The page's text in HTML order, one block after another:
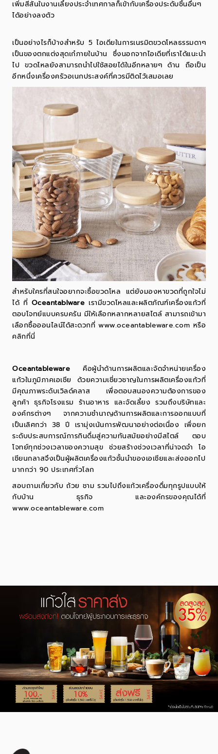
เพิ่มสีสันในงานเลี้ยงประจำเทศกาลก็เข้ากับเครื่องประดับชิ้นอื่นๆ
ได้อย่างลงตัว
เป็นอย่างไรก็บ้างสำหรับ 5 ไอเดียในการเนรมิตขวดโหลธรรมดาๆ
เป็นของตกแต่งสุดเก๋ภายในบ้าน ซึ่งนอกจากไอเดียที่เราได้แนะนำ
ไป ขวดโหลยังสามารถนำไปใช้สอยได้ในอีกหลายๆ ด้าน ถือเป็น
อีกหนึ่งเครื่องครัวอเนกประสงค์ที่ควรมีติดไว้เสมอเลย
สำหรับใครที่สนใจอยากจะซื้อขวดโหล แต่ยังมองหาขวดที่ถูกใจไม่
ได้ ที่ Oceantablwareเรามีขวดโหลและผลิตภัณฑ์เครื่องแก้วที่
ตอบโจทย์แบบครบครัน มีให้เลือกหลากหลายสไตล์ สามารถเข้ามา
เลือกซื้อออนไลน์ได้สะดวกที่www.oceantableware.com หรือ
คลิกที่นี่
Oceantableware คือผู้นำด้านการผลิตและจัดจำหน่ายเครื่อง
แก้วในภูมิภาคเอเชีย ด้วยความเชี่ยวชาญในการผลิตเครื่องแก้วที่
มีคุณภาพระดับเวิลด์คลาส เพื่อตอบสนองความต้องการของ
ลูกค้า ธุรกิจโรงแรม ร้านอาหาร และจัดเลี้ยง รวมถึงบริษัทและ
องค์กรต่างๆ จากความชำนาญด้านการผลิตและการออกแบบที่
เป็นเลิศกว่า 38 ปี เรามุ่งเน้นการพัฒนาอย่างต่อเนื่อง เพื่อยก
ระดับประสบการณ์การกินดื่มสู่ความทันสมัยอย่างมีสไตล์ ตอบ
โจทย์ทุกช่วงเวลาของความสุข ช่วยสร้างช่วงเวลาที่น่าจดจำ โอ
เชียนกลาสจึงเป็นผู้ผลิตเครื่องแก้วชั้นนำของเอเชียและส่งออกไป
มากกว่า 90 ประเทศทั่วโลก
สอบถามเกี่ยวกับ ถ้วย ชาม รวมไปถึงแก้วเครื่องดื่มทุกรูปแบบให้
กับบ้าน ธุรกิจ และองค์กรของคุณได้ที่
www.oceantableware.com